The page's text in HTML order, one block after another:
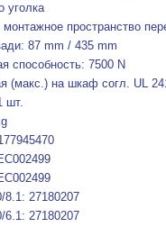
уголка
пространство
87 mm / 435 mm
способность: 7500 N
(макс.) на шкаф согл. UL
шт.
8.1: 27180207
6.1: 27180207